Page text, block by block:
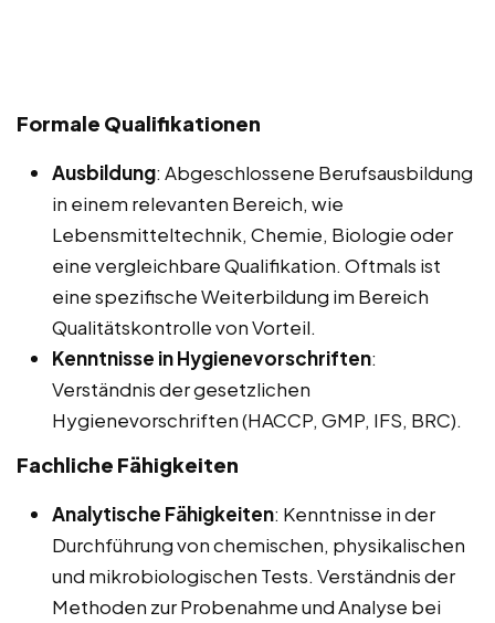
Formale Qualifikationen
Ausbildung: Abgeschlossene Berufsausbildung
in einem relevanten Bereich, wie
Lebensmitteltechnik, Chemie, Biologie oder
eine vergleichbare Qualifikation. Oftmals ist
eine spezifische Weiterbildung im Bereich
Qualitätskontrolle von Vorteil.
Kenntnisse in Hygienevorschriften:
Verständnis der gesetzlichen
Hygienevorschriften (HACCP, GMP, IFS, BRC).
Fachliche Fähigkeiten
Analytische Fähigkeiten: Kenntnisse in der
Durchführung von chemischen, physikalischen
und mikrobiologischen Tests. Verständnis der
Methoden zur Probenahme und Analyse bei